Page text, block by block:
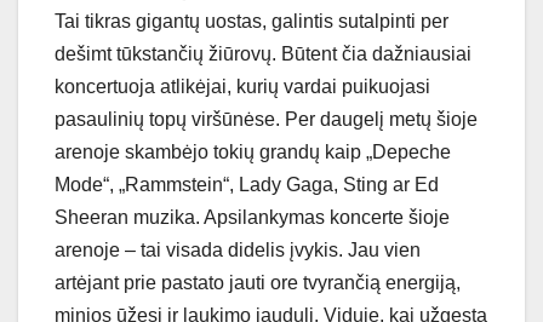
Tai tikras gigantų uostas, galintis sutalpinti per
dešimt tūkstančių žiūrovų. Būtent čia dažniausiai
koncertuoja atlikėjai, kurių vardai puikuojasi
pasaulinių topų viršūnėse. Per daugelį metų šioje
arenoje skambėjo tokių grandų kaip „Depeche
Mode“, „Rammstein“, Lady Gaga, Sting ar Ed
Sheeran muzika. Apsilankymas koncerte šioje
arenoje – tai visada didelis įvykis. Jau vien
artėjant prie pastato jauti ore tvyrančią energiją,
minios ūžesį ir laukimo jaudulį. Viduje, kai užgęsta